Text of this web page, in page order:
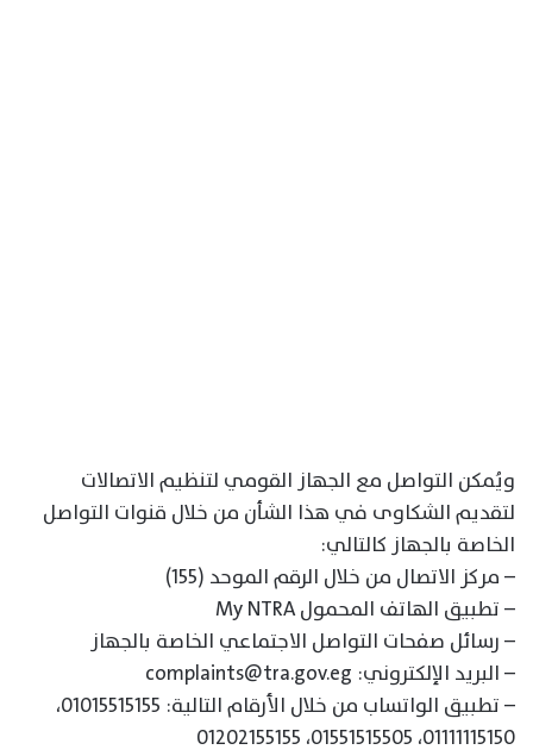
ويُمكن التواصل مع الجهاز القومي لتنظيم الاتصالات
لتقديم الشكاوى في هذا الشأن من خلال قنوات التواصل
الخاصة بالجهاز كالتالي:
– مركز الاتصال من خلال الرقم الموحد (155)
– تطبيق الهاتف المحمول My NTRA
– رسائل صفحات التواصل الاجتماعي الخاصة بالجهاز
– البريد الإلكتروني: complaints@tra.gov.eg
– تطبيق الواتساب من خلال الأرقام التالية: 01015515155،
01111115150، 01551515505، 01202155155